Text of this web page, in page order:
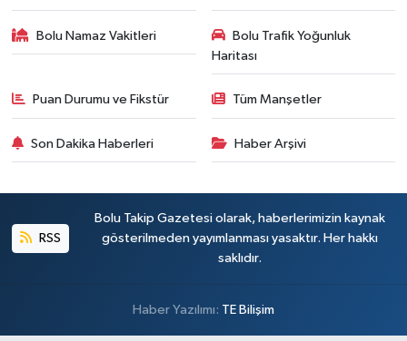
Bolu Namaz Vakitleri
Bolu Trafik Yoğunluk
Haritası
Puan Durumu ve Fikstür Tüm Manşetler
Son Dakika Haberleri Haber Arşivi
RSS
Bolu Takip Gazetesi olarak, haberlerimizin kaynak
gösterilmeden yayımlanması yasaktır. Her hakkı
saklıdır.
Haber Yazılımı: TE Bilişim